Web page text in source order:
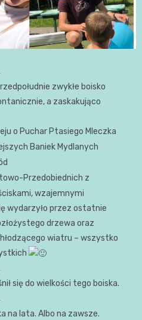
zwykłe boisko
a zaskakująco
o Puchar Ptasiego Mleczka
Baniek Mydlanych
Przedobiednich z
wzajemnymi
wydarzyło przez ostatnie
drzewa oraz
wiatru – wszystko
się do wielkości tego boiska.
na lata. Albo na zawsze.